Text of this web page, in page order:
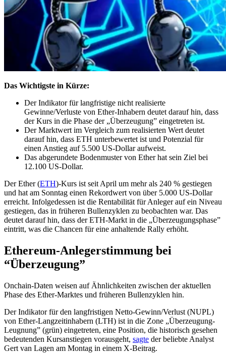
Das Wichtigste in Kürze:
Der Indikator für langfristige nicht realisierte
Gewinne/Verluste von Ether-Inhabern deutet darauf hin, dass
der Kurs in die Phase der „Überzeugung” eingetreten ist.
Der Marktwert im Vergleich zum realisierten Wert deutet
darauf hin, dass ETH unterbewertet ist und Potenzial für
einen Anstieg auf 5.500 US-Dollar aufweist.
Das abgerundete Bodenmuster von Ether hat sein Ziel bei
12.100 US-Dollar.
Der Ether (ETH)-Kurs ist seit April um mehr als 240 % gestiegen
und hat am Sonntag einen Rekordwert von über 5.000 US-Dollar
erreicht. Infolgedessen ist die Rentabilität für Anleger auf ein Niveau
gestiegen, das in früheren Bullenzyklen zu beobachten war. Das
deutet darauf hin, dass der ETH-Markt in die „Überzeugungsphase”
eintritt, was die Chancen für eine anhaltende Rally erhöht.
Ethereum-Anlegerstimmung bei
“Überzeugung”
Onchain-Daten weisen auf Ähnlichkeiten zwischen der aktuellen
Phase des Ether-Marktes und früheren Bullenzyklen hin.
Der Indikator für den langfristigen Netto-Gewinn/Verlust (NUPL)
von Ether-Langzeitinhabern (LTH) ist in die Zone „Überzeugung-
Leugnung” (grün) eingetreten, eine Position, die historisch gesehen
bedeutenden Kursanstiegen vorausgeht, sagte der beliebte Analyst
Gert van Lagen am Montag in einem X-Beitrag.